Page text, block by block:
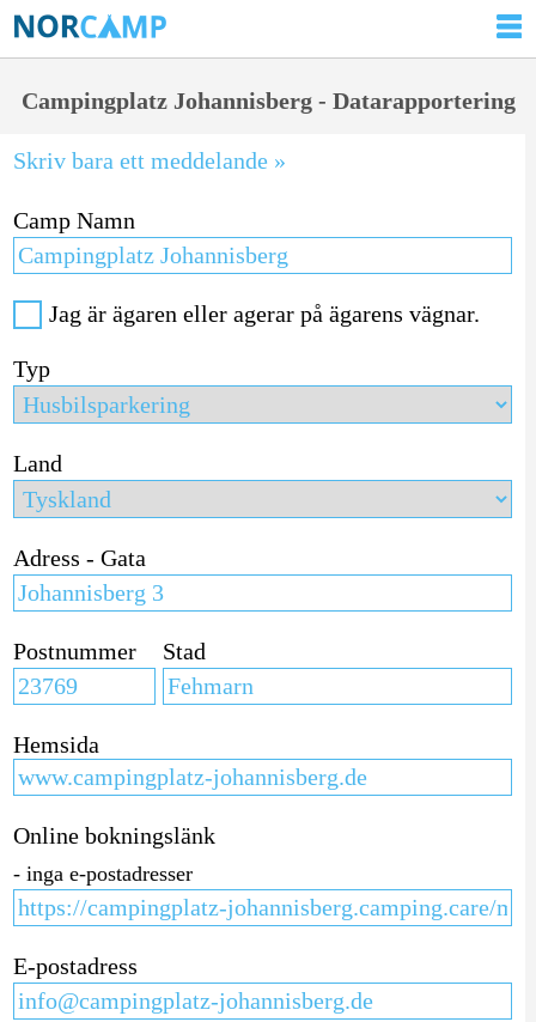
Campingplatz Johannisberg - Datarapportering
Skriv bara ett meddelande »
Camp Namn
Jag är ägaren eller agerar på ägarens vägnar.
Typ
Land
Adress - Gata
Postnummer Stad
Hemsida
Online bokningslänk
- inga e-postadresser
E-postadress